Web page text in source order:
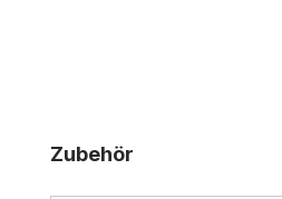
Produktgalerie überspringen
Zubehör